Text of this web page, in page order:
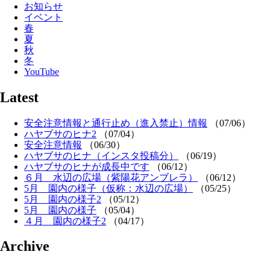
お知らせ
イベント
春
夏
秋
冬
YouTube
Latest
安全注意情報と通行止め（進入禁止）情報
（07/06）
ハヤブサのヒナ2
（07/04）
安全注意情報
（06/30）
ハヤブサのヒナ（インスタ投稿分）
（06/19）
ハヤブサのヒナが成長中です
（06/12）
６月 水辺の広場（紫陽花アンブレラ）
（06/12）
5月 園内の様子（仮称：水辺の広場）
（05/25）
5月 園内の様子2
（05/12）
5月 園内の様子
（05/04）
４月 園内の様子2
（04/17）
Archive